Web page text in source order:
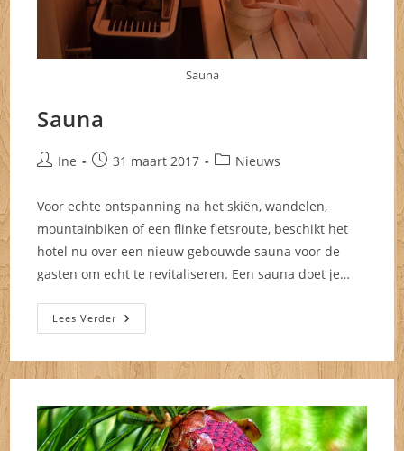
Sauna
Sauna
Bericht
Ine
Bericht
op:
31 maart 2017 Berichtcategorie:
Nieuws
Voor echte ontspanning na het skiën, wandelen,
mountainbiken of een flinke fietsroute, beschikt het
hotel nu over een nieuw gebouwde sauna voor de
gasten om echt te revitaliseren. Een sauna doet je…
Lees VerderSauna